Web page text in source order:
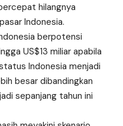
hilangnya
Indonesia.
berpotensi
US$13 miliar apabila
Indonesia menjadi
besar dibandingkan
sepanjang tahun ini